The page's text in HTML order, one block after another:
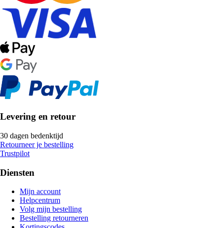
Levering en retour
30 dagen bedenktijd
Retourneer je bestelling
Trustpilot
Diensten
Mijn account
Helpcentrum
Volg mijn bestelling
Bestelling retourneren